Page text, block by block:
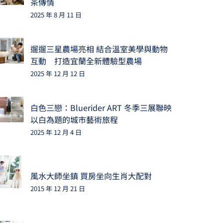
2025 年 8 月 11 日
遛遛三星農場亮相 結合溫室美學與動物
互動 打造宜蘭全新體驗型農場
2025 年 12 月 12 日
白色三戀：Bluerider ART 冬季三展聯映
以白為題的城市藝術旅程
2025 年 12 月 4 日
風水大師坐鎮 買房坐向生肖大配對
2015 年 12 月 21 日